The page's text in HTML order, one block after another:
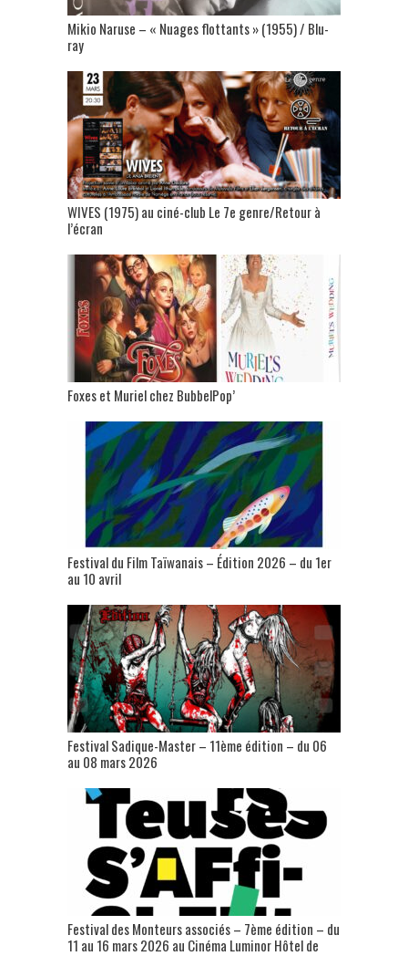
Mikio Naruse – « Nuages flottants » (1955) / Blu-
ray
WIVES (1975) au ciné-club Le 7e genre/Retour à
l’écran
Foxes et Muriel chez BubbelPop’
Festival du Film Taïwanais – Édition 2026 – du 1er
au 10 avril
Festival Sadique-Master – 11ème édition – du 06
au 08 mars 2026
Festival des Monteurs associés – 7ème édition – du
11 au 16 mars 2026 au Cinéma Luminor Hôtel de